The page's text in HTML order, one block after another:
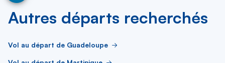
Autres départs recherchés
Vol au départ de Guadeloupe